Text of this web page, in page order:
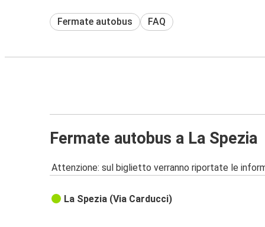
Fermate autobus FAQ
Fermate autobus a La Spezia
Attenzione: sul biglietto verranno riportate le
La Spezia (Via Carducci)